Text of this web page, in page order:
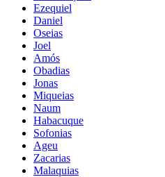
Ezequiel
Daniel
Oseias
Joel
Amós
Obadias
Jonas
Miqueias
Naum
Habacuque
Sofonias
Ageu
Zacarias
Malaquias